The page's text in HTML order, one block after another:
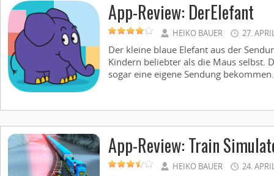
App-Review: DerElefant
HEIKO BAUER 27.
Der kleine blaue Elefant aus der
Kindern beliebter als die Maus selbst.
sogar eine eigene Sendung
App-Review: Train
HEIKO BAUER 24.